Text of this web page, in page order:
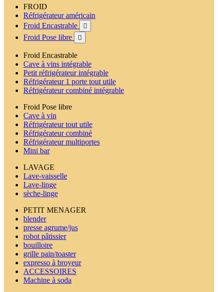
FROID
Réfrigérateur américain
Froid Encastrable

Froid Pose libre 
Froid Encastrable
Cave à vins intégrable
Petit réfrigérateur intégrable
Réfrigérateur 1 porte tout utile
Réfrigérateur combiné intégrable
Froid Pose libre
Cave à vin
Réfrigérateur tout utile
Réfrigérateur combiné
Réfrigérateur multiportes
Mini bar
LAVAGE
Lave-vaisselle
Lave-linge
sèche-linge
PETIT MENAGER
blender
presse agrume/jus
robot pâtissier
bouilloire
grille pain/toaster
expresso à broyeur
ACCESSOIRES
Machine à soda